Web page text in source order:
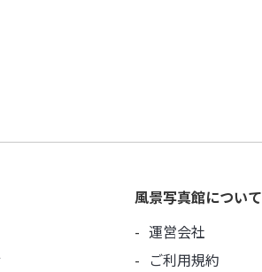
風景写真館について
運営会社
ご利用規約